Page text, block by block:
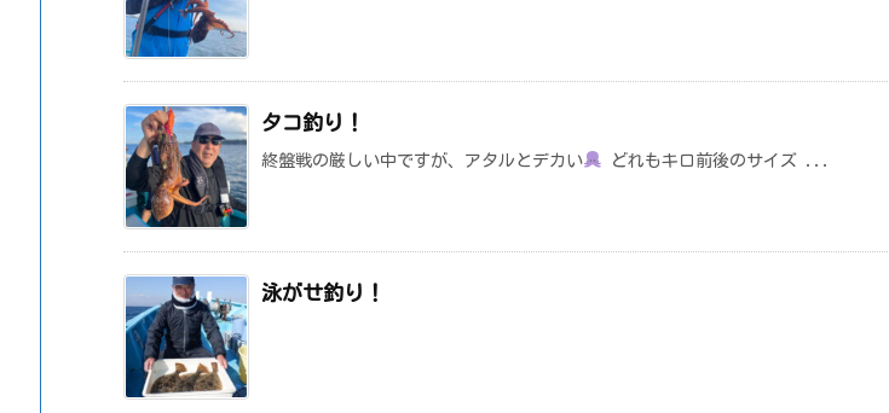
タコ釣り！
終盤戦の厳しい中ですが、アタルとデカい どれもキロ前後のサイズ ...
泳がせ釣り！